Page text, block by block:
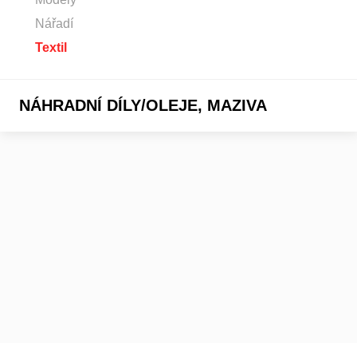
Nářadí
Textil
NÁHRADNÍ DÍLY/OLEJE, MAZIVA